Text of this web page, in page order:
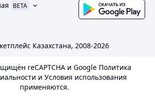
BETA
Казахстана, 2008-2026
reCAPTCHA и Google Политика
и Условия использования
применяются.